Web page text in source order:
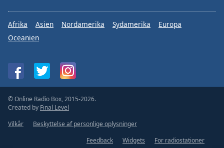
End
dialog
Afrika Asien Nordamerika Sydamerika
Europa
Oceanien
© Online Radio Box, 2015-2026.
Created by Final Level
Vilkår
Beskyttelse af personlige oplysninger
Feedback
Widgets For radiostationer